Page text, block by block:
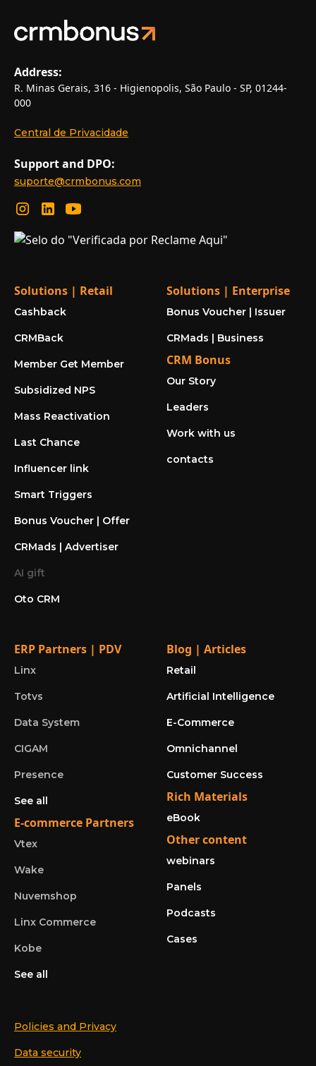
Address:
R. Minas Gerais, 316 - Higienopolis, São Paulo - SP, 01244-
000
Central de Privacidade
Support and DPO:
suporte@crmbonus.com
Solutions | Retail
Cashback
CRMBack
Member Get Member
Subsidized NPS
Mass Reactivation
Last Chance
Influencer link
Smart Triggers
Bonus Voucher | Offer
CRMads | Advertiser
AI gift
Oto CRM
Solutions | Enterprise
Bonus Voucher | Issuer
CRMads | Business
CRM Bonus
Our Story
Leaders
Work with us
contacts
ERP Partners | PDV
Linx
Totvs
Data System
CIGAM
Presence
See all
E-commerce Partners
Vtex
Wake
Nuvemshop
Linx Commerce
Kobe
See all
Blog | Articles
Retail
Artificial Intelligence
E-Commerce
Omnichannel
Customer Success
Rich Materials
eBook
Other content
webinars
Panels
Podcasts
Cases
Policies and Privacy
Data security